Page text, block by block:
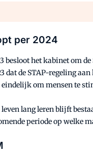
per 2024
besloot het kabinet om
dat de STAP-regeling
om mensen te
leven lang leren blijft
periode op welke